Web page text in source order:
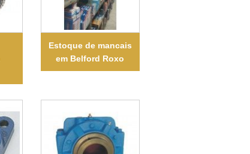
Estoque de mancais
em Belford Roxo